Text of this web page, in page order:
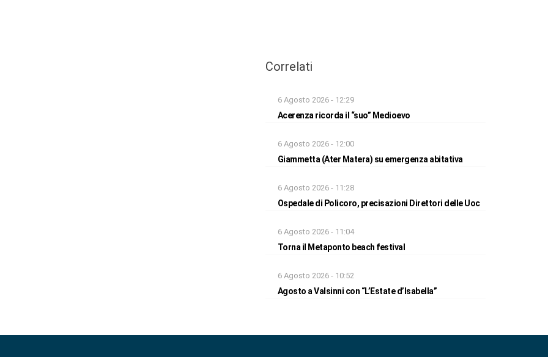
Correlati
6 Agosto 2026 - 12:29
Acerenza ricorda il “suo” Medioevo
6 Agosto 2026 - 12:00
Giammetta (Ater Matera) su emergenza abitativa
6 Agosto 2026 - 11:28
Ospedale di Policoro, precisazioni Direttori delle Uoc
6 Agosto 2026 - 11:04
Torna il Metaponto beach festival
6 Agosto 2026 - 10:52
Agosto a Valsinni con “L’Estate d’Isabella”